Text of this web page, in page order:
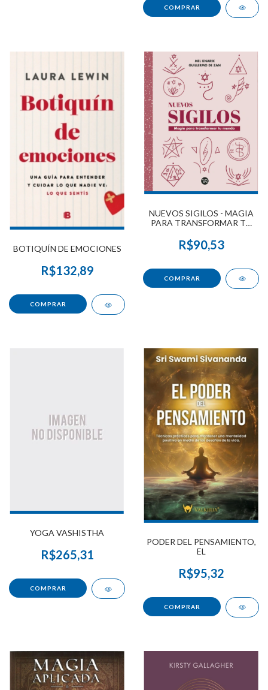
BOTIQUÍN DE EMOCIONES
R$132,89
NUEVOS SIGILOS - MAGIA
PARA TRANSFORMAR TU
R$90,53
YOGA VASHISTHA
R$265,31
PODER DEL PENSAMIENTO,
EL
R$95,32